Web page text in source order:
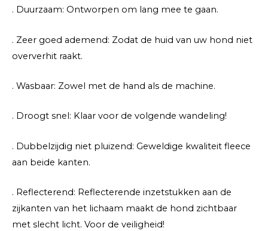
. Duurzaam: Ontworpen om lang mee te gaan.
. Zeer goed ademend: Zodat de huid van uw hond niet
oververhit raakt.
. Wasbaar: Zowel met de hand als de machine.
. Droogt snel: Klaar voor de volgende wandeling!
. Dubbelzijdig niet pluizend: Geweldige kwaliteit fleece
aan beide kanten.
. Reflecterend: Reflecterende inzetstukken aan de
zijkanten van het lichaam maakt de hond zichtbaar
met slecht licht. Voor de veiligheid!